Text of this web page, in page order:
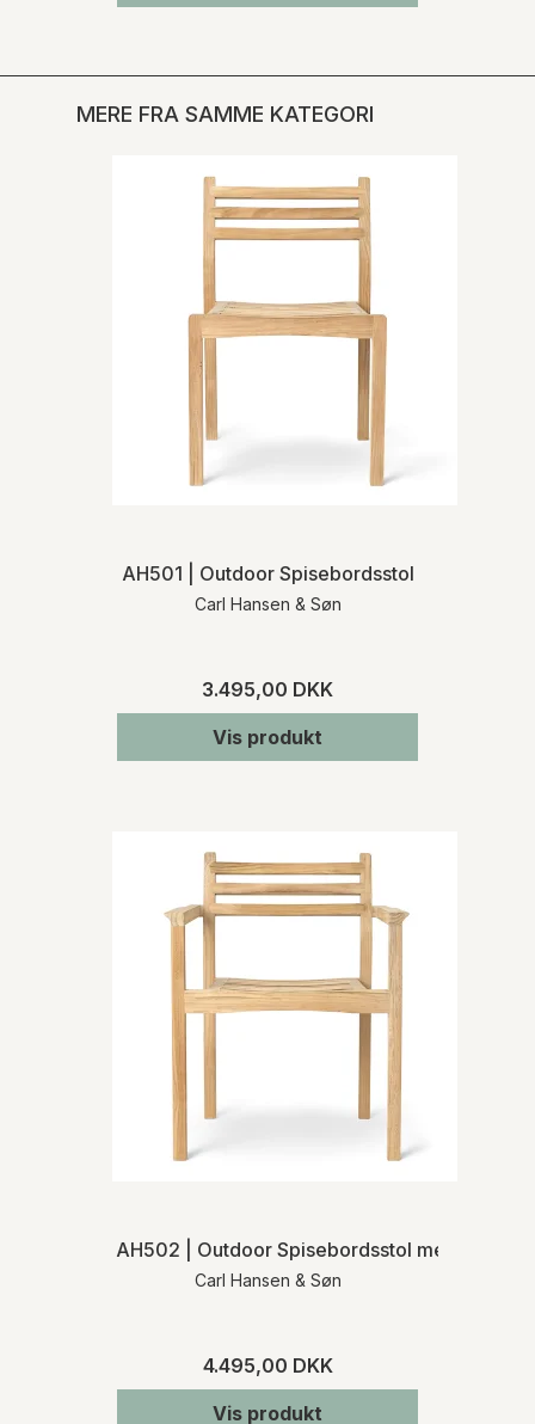
MERE FRA SAMME KATEGORI
AH501 | Outdoor Spisebordsstol
Carl Hansen & Søn
3.495,00 DKK
Vis produkt
AH502 | Outdoor Spisebordsstol med armlæn
Carl Hansen & Søn
4.495,00 DKK
Vis produkt